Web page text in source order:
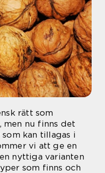
rätt som
men nu finns det
kan tillagas i
vi att ge en
nyttiga varianten
som finns och